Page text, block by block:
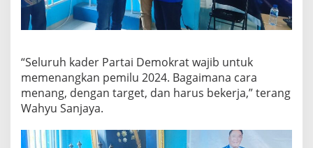
“Seluruh kader Partai Demokrat wajib untuk
memenangkan pemilu 2024. Bagaimana cara
menang, dengan target, dan harus bekerja,” terang
Wahyu Sanjaya.